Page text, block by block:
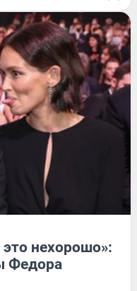
нехорошо»:
Федора